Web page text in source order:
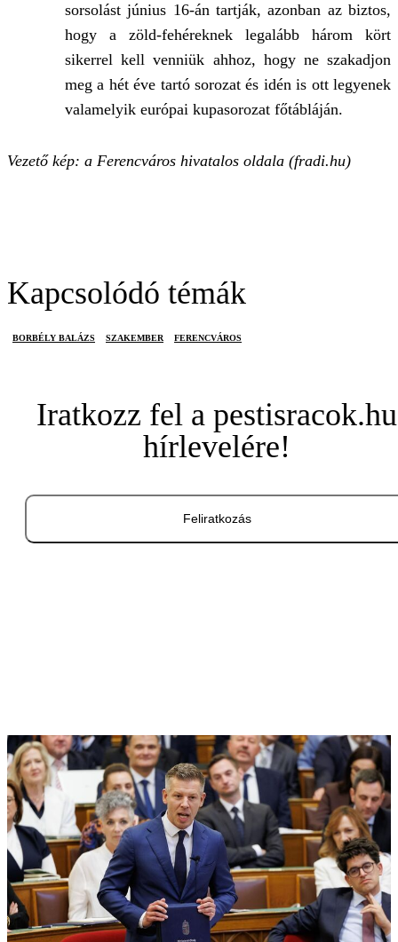
sorsolást június 16-án tartják, azonban az biztos,
hogy a zöld-fehéreknek legalább három kört
sikerrel kell venniük ahhoz, hogy ne szakadjon
meg a hét éve tartó sorozat és idén is ott legyenek
valamelyik európai kupasorozat főtábláján.
Vezető kép: a Ferencváros hivatalos oldala (fradi.hu)
Kapcsolódó témák
BORBÉLY BALÁZS SZAKEMBER FERENCVÁROS
Iratkozz fel a pestisracok.hu
hírlevelére!
Feliratkozás